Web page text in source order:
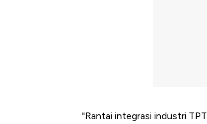
"Rantai integrasi industri